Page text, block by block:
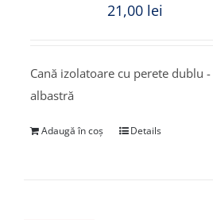
21,00 lei
Cană izolatoare cu perete dublu -
albastră
Adaugă în coș Details